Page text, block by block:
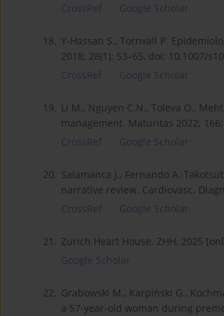
CrossRef
Google Scholar
18. Y-Hassan S., Tornvall P.
2018; 28(1): 53–65, doi: 10.1007/
CrossRef
Google Scholar
19. Li M., Nguyen C.N., Toleva O.,
management. Maturitas 2022;
CrossRef
Google Scholar
20. Salamanca J., Fernando A.
narrative review. Cardiovasc.
CrossRef
Google Scholar
21. Zurich Heart House. ZHH, 2025
Google Scholar
22. Grabowski M., Karpiński G.,
a 57-year-old woman during